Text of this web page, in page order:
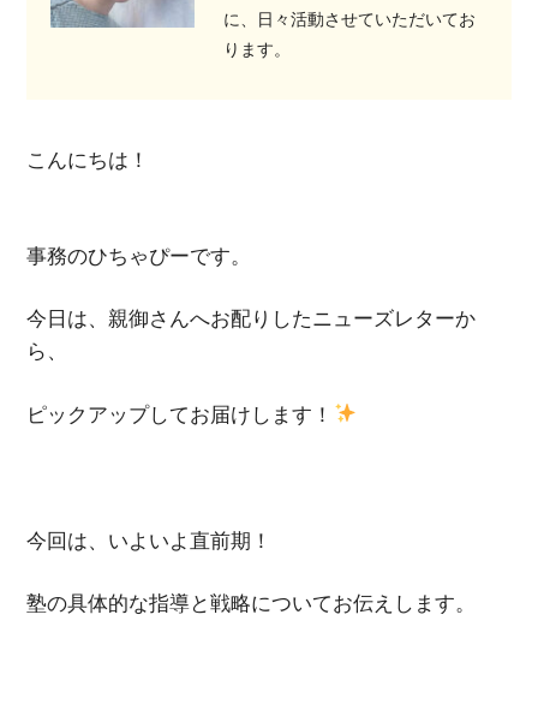
に、日々活動させていただいてお
ります。
こんにちは！
事務のひちゃぴーです。
今日は、親御さんへお配りしたニューズレターか
ら、
ピックアップしてお届けします！
今回は、いよいよ直前期！
塾の具体的な指導と戦略についてお伝えします。